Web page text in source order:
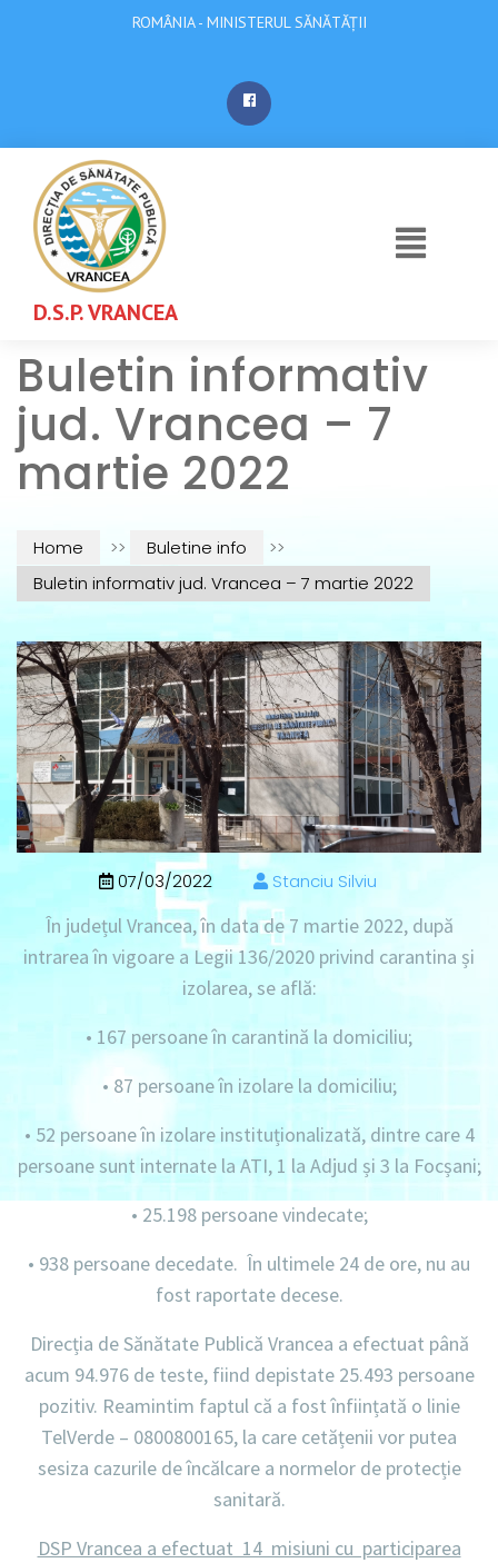
ROMÂNIA - MINISTERUL SĂNĂTĂȚII
D.S.P. VRANCEA
Buletin informativ
jud. Vrancea – 7
martie 2022
Home >> Buletine info
>>
Buletin informativ jud. Vrancea – 7 martie 2022
07/03/2022 Stanciu Silviu
În județul Vrancea, în data de 7 martie 2022, după
intrarea în vigoare a Legii 136/2020 privind carantina și
izolarea, se află:
• 167 persoane în carantină la domiciliu;
• 87 persoane în izolare la domiciliu;
• 52 persoane în izolare instituționalizată, dintre care 4
persoane sunt internate la ATI, 1 la Adjud și 3 la Focșani;
• 25.198 persoane vindecate;
• 938 persoane decedate. În ultimele 24 de ore, nu au
fost raportate decese.
Direcția de Sănătate Publică Vrancea a efectuat până
acum 94.976 de teste, fiind depistate25.493 persoane
pozitiv. Reamintim faptul că a fost înființată o linie
TelVerde – 0800800165, la care cetățenii vor putea
sesiza cazurile de încălcare a normelor de protecție
sanitară.
DSP Vrancea a efectuat 14 misiuni cu participarea